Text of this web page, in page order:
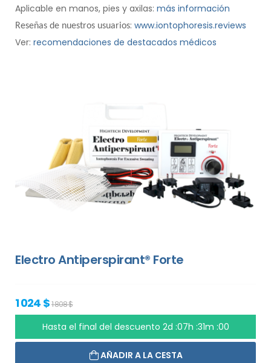
Aplicable en manos, pies y axilas: más información
Reseñas de nuestros usuarios: www.iontophoresis.reviews
Ver: recomendaciones de destacados médicos
Electro Antiperspirant® Forte
1 024 $1 808 $
Hasta el final del descuento 2d :07h :30m :59
AÑADIR A LA CESTA